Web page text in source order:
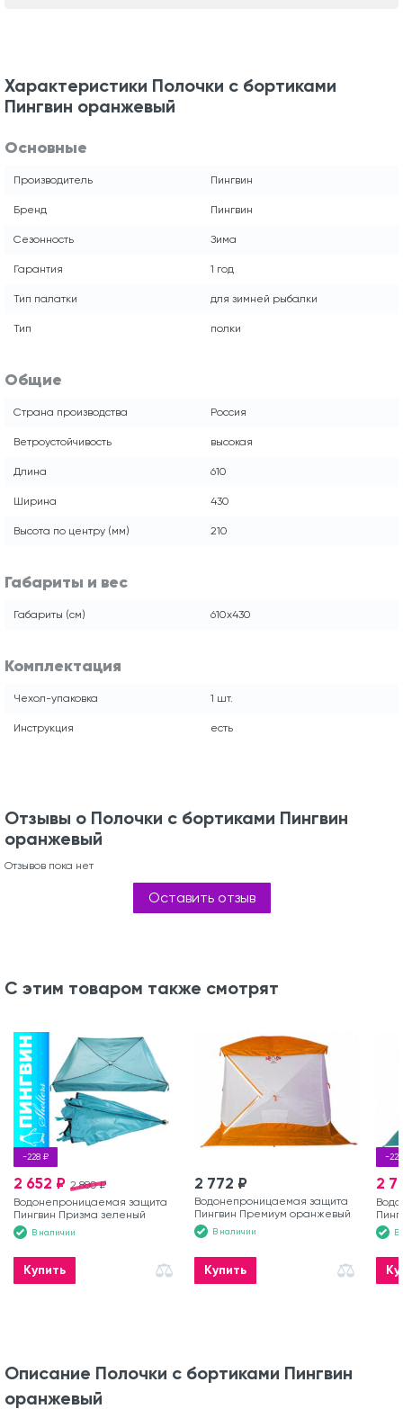
Характеристики Полочки с бортиками
Пингвин оранжевый
Основные
Производитель Пингвин
Бренд Пингвин
Сезонность Зима
Гарантия 1 год
Тип палатки для зимней рыбалки
Тип полки
Общие
Страна производства Россия
Ветроустойчивость высокая
Длина 610
Ширина 430
Высота по центру (мм) 210
Габариты и вес
Габариты (см) 610х430
Комплектация
Чехол-упаковка 1 шт.
Инструкция есть
Отзывы о Полочки с бортиками Пингвин
оранжевый
Отзывов пока нет
Оставить отзыв
С этим товаром также смотрят
-228 ₽
2 880 ₽
2 652 ₽
Водонепроницаемая защита
Пингвин Призма зеленый
В наличии
Купить
2 772 ₽
Водонепроницаемая защита
Пингвин Премиум оранжевый
В наличии
Купить
-
2
В
Описание Полочки с бортиками Пингвин
оранжевый